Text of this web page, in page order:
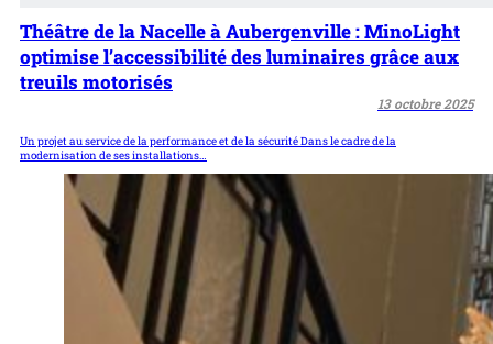
Théâtre de la Nacelle à Aubergenville : MinoLight
optimise l’accessibilité des luminaires grâce aux
treuils motorisés
13 octobre 2025
Un projet au service de la performance et de la sécurité Dans le cadre de la
modernisation de ses installations…